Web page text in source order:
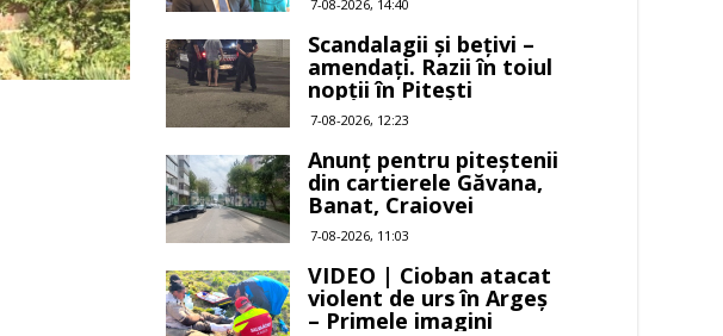
7-08-2026, 14:40
Scandalagii și bețivi –
amendați. Razii în toiul
nopții în Pitești
7-08-2026, 12:23
Anunț pentru piteștenii
din cartierele Găvana,
Banat, Craiovei
7-08-2026, 11:03
VIDEO | Cioban atacat
violent de urs în Argeș
– Primele imagini